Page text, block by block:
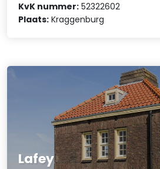
KvK nummer: 52322602
Plaats: Kraggenburg
Lafey